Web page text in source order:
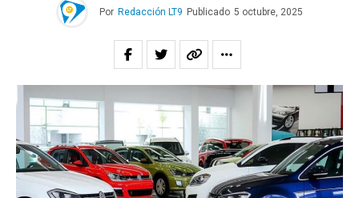
Por Redacción LT9 Publicado 5 octubre, 2025